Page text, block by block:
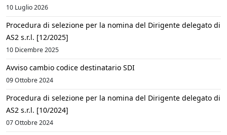
10 Luglio 2026
Procedura di selezione per la nomina del Dirigente delegato di
AS2 s.r.l. [12/2025]
10 Dicembre 2025
Avviso cambio codice destinatario SDI
09 Ottobre 2024
Procedura di selezione per la nomina del Dirigente delegato di
AS2 s.r.l. [10/2024]
07 Ottobre 2024